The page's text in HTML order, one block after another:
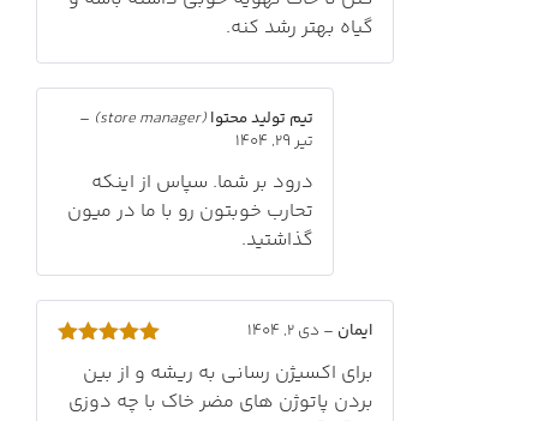
گیاه بهتر رشد کنه.
تیم تولید محتوا (store manager)
–
تیر 29, 1404
درود بر شما. سپاس از اینکه
تحارب خوبتون رو با ما در میون
گذاشتید.
5
ایمان – دی 2, 1404
برای اکسیژن رسانی به ریشه و از بین
بردن پاتوژن های مضر خاک با چه دوزی